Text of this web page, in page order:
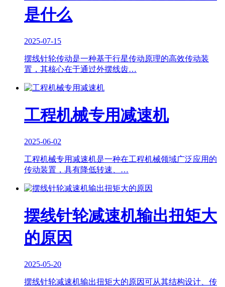
是什么
2025-07-15
摆线针轮传动是一种基于行星传动原理的高效传动装
置，其核心在于通过外摆线齿…
工程机械专用减速机
2025-06-02
工程机械专用减速机是一种在工程机械领域广泛应用的
传动装置，具有降低转速、…
摆线针轮减速机输出扭矩大
的原因
2025-05-20
摆线针轮减速机输出扭矩大的原因可从其结构设计、传